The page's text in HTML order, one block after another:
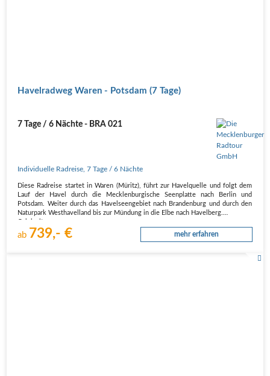
Havelradweg Waren - Potsdam (7 Tage)
7 Tage / 6 Nächte - BRA 021
Individuelle Radreise ,7 Tage / 6 Nächte
Diese Radreise startet in Waren (Müritz), führt zur Havelquelle und folgt dem
Lauf der Havel durch die Mecklenburgische Seenplatte nach Berlin und
Potsdam. Weiter durch das Havelseengebiet nach Brandenburg und durch den
Naturpark Westhavelland bis zur Mündung in die Elbe nach Havelberg.
n…
ab 739,- € mehr erfahren